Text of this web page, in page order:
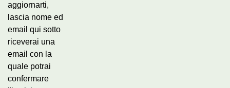
aggiornarti,
lascia nome ed
email qui sotto
riceverai una
email con la
quale potrai
confermare